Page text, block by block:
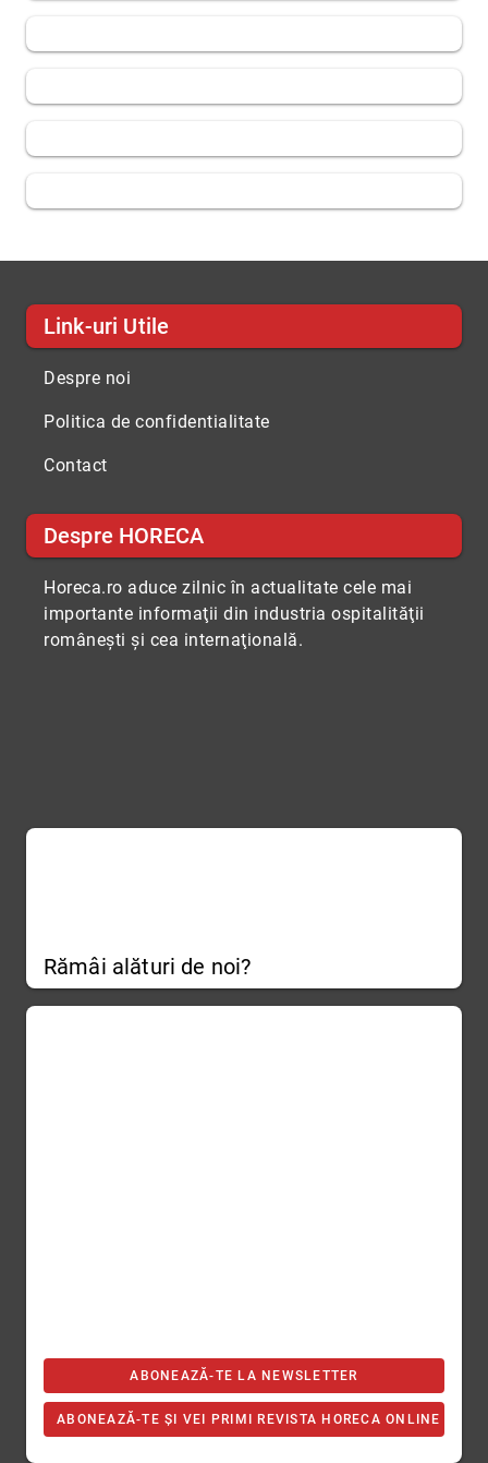
Link-uri Utile
Despre noi
Politica de confidentialitate
Contact
Despre HORECA
Horeca.ro aduce zilnic în actualitate cele mai
importante informaţii din industria ospitalităţii
româneşti şi cea internaţională.
Rămâi alături de noi?
ABONEAZĂ-TE LA NEWSLETTER
ABONEAZĂ-TE ȘI VEI PRIMI REVISTA HORECA ONLINE